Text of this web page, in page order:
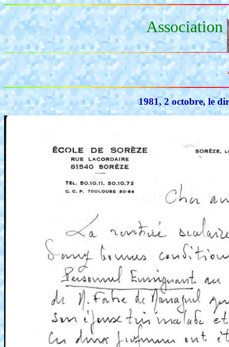
Association
1981, 2 octobre, le